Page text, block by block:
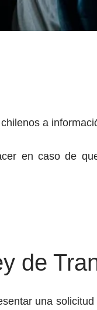
a
en caso de
de
una